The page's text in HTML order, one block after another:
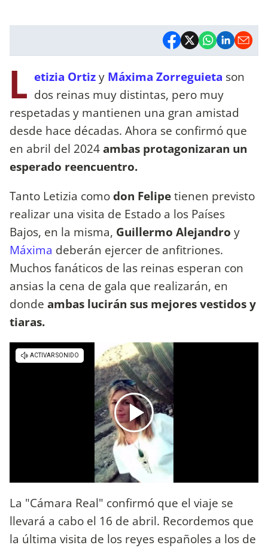
L etizia Ortizy Máxima Zorreguieta son
dos reinas muy distintas, pero muy
respetadas y mantienen una gran amistad
desde hace décadas. Ahora se confirmó que
en abril del 2024ambas protagonizaran un
esperado reencuentro.
Tanto Letizia comodon Felipetienen previsto
realizar una visita de Estado a los Países
Bajos, en la misma, Guillermo Alejandro y
Máxima deberán ejercer de anfitriones.
Muchos fanáticos de las reinas esperan con
ansias la cena de gala que realizarán, en
donde ambas lucirán sus mejores vestidos y
tiaras.
La "Cámara Real" confirmó que el viaje se
llevará a cabo el 16 de abril. Recordemos que
la última visita de los reyes españoles a los de